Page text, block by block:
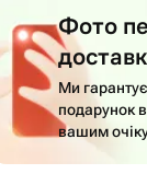
Фото
Ми
подарунок
вашим